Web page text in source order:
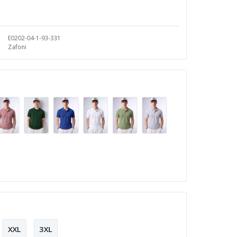
E0202-04-1-93-331
Zafoni
XXL 3XL